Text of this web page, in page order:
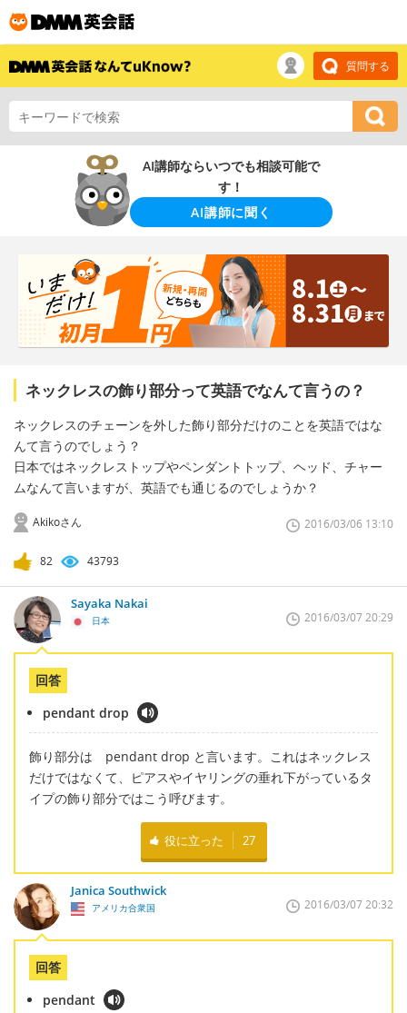
質問する
AI講師ならいつでも相談可能で
す！
AI講師に聞く
ネックレスの飾り部分って英語でなんて言うの？
ネックレスのチェーンを外した飾り部分だけのことを英語ではな
んて言うのでしょう？
日本ではネックレストップやペンダントトップ、ヘッド、チャー
ムなんて言いますが、英語でも通じるのでしょうか？
Akikoさん 2016/03/06 13:10
82 43793
Sayaka Nakai
日本 2016/03/07 20:29
回答
pendant drop
飾り部分は pendant drop と言います。これはネックレス
だけではなくて、ピアスやイヤリングの垂れ下がっているタ
イプの飾り部分ではこう呼びます。
役に立った 27
Janica Southwick
アメリカ合衆国 2016/03/07 20:32
回答
pendant